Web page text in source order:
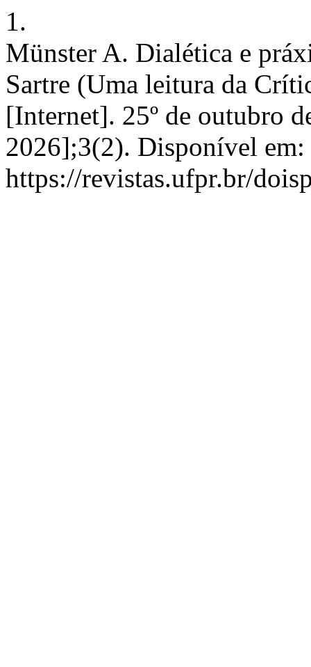
1.
Münster A. Dialética e
Sartre (Uma leitura da
[Internet]. 25º de outubro
2026];3(2). Disponível em:
https://revistas.ufpr.br/